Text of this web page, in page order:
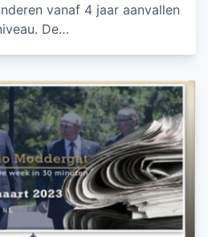
vanaf 4 jaar aanvallen
De…